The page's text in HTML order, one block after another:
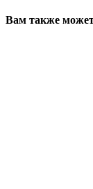
Вам также